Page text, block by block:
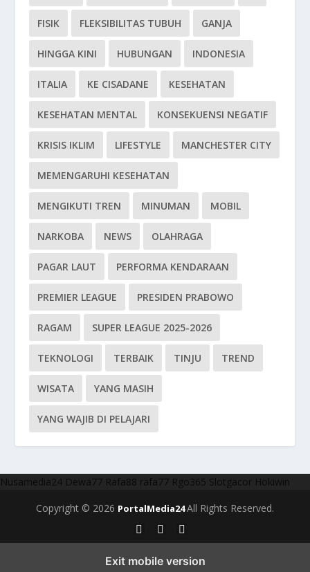
FISIK FLEKSIBILITAS TUBUH GANJA
HINGGA KINI HUBUNGAN INDONESIA
ITALIA KE CISADANE KESEHATAN
KESEHATAN MENTAL KONSEKUENSI NEGATIF
KRISIS IKLIM LIFESTYLE MANCHESTER CITY
MEMENGARUHI KESEHATAN
MENGIKUTI TREN MINUMAN MOBIL
NARKOBA NEWS OLAHRAGA
PAGAR LAUT PERFORMA KENDARAAN
PREMIER LEAGUE PRESIDEN PRABOWO
RAGAM SUPER LEAGUE 2025-2026
TEKNOLOGI TERBAIK TINJU TREND
WISATA YANG MASIH
YANG WAJIB DI PELAJARI
Nusamedia24 Dewa77 Rafa88 rafa77 Rgo365 Slotgacor Hokiwin
Copyright © 2026 PortalMedia24All Rights Reserved.
Exit mobile version